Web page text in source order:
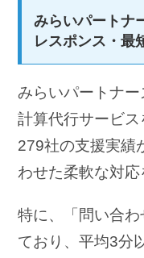
みらいパートナ
レスポンス・最
みらいパートナ
計算代行サービ
279社の支援実績
わせた柔軟な対応
特に、「問い合
ており、平均3分